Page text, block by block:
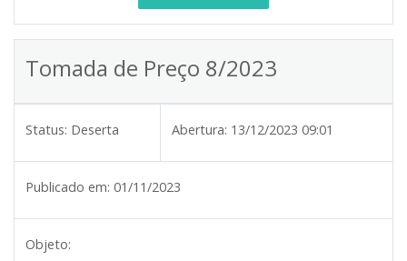
Tomada de Preço 8/2023
Status: Deserta Abertura: 13/12/2023 09:01
Publicado em: 01/11/2023
Objeto: